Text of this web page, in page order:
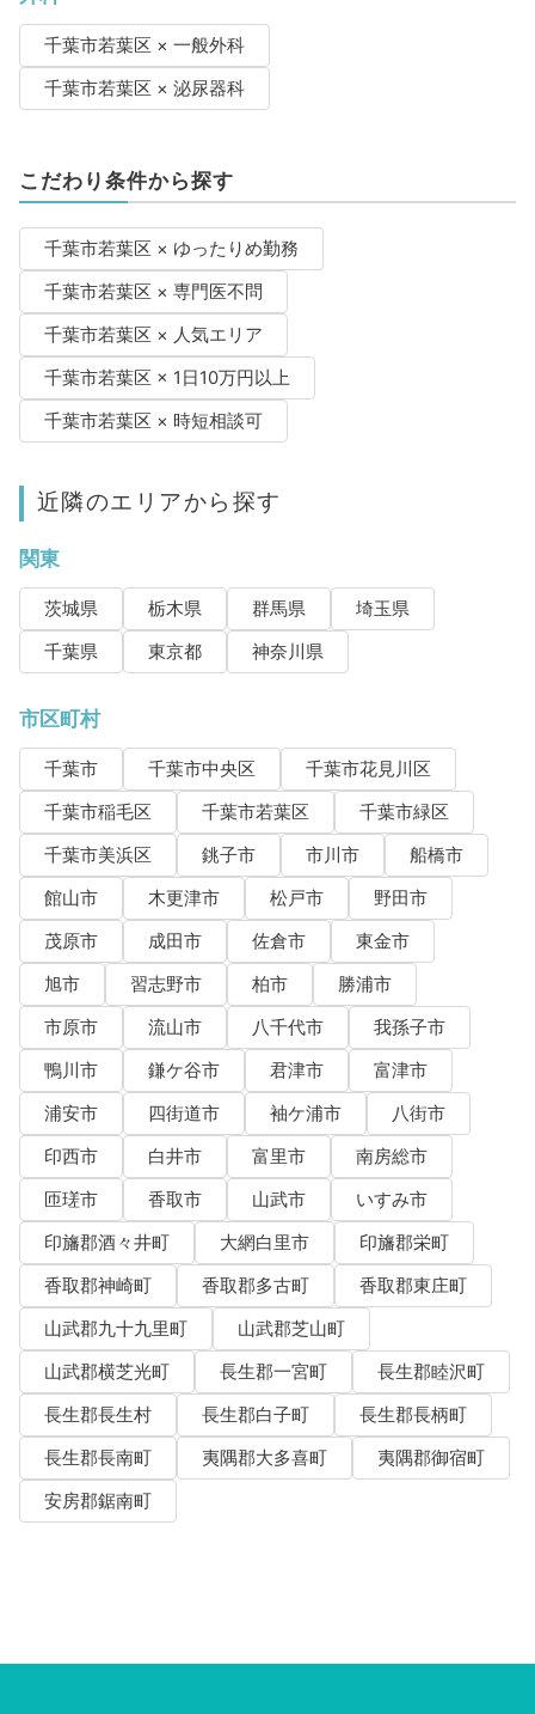
千葉市若葉区 × 一般外科
千葉市若葉区 × 泌尿器科
こだわり条件から探す
千葉市若葉区 × ゆったりめ勤務
千葉市若葉区 × 専門医不問
千葉市若葉区 × 人気エリア
千葉市若葉区 × 1日10万円以上
千葉市若葉区 × 時短相談可
近隣のエリアから探す
関東
茨城県 栃木県 群馬県
埼玉県
千葉県
東京都 神奈川県
市区町村
千葉市 千葉市中央区
千葉市花見川区
千葉市稲毛区
千葉市若葉区
千葉市緑区
千葉市美浜区
銚子市 市川市
船橋市
館山市
木更津市 松戸市
野田市
茂原市
成田市 佐倉市
東金市
旭市
習志野市 柏市
勝浦市
市原市
流山市 八千代市
我孫子市
鴨川市
鎌ケ谷市 君津市
富津市
浦安市
四街道市 袖ケ浦市
八街市
印西市
白井市 富里市
南房総市
匝瑳市
香取市 山武市
いすみ市
印旛郡酒々井町
大網白里市
印旛郡栄町
香取郡神崎町
香取郡多古町
香取郡東庄町
山武郡九十九里町
山武郡芝山町
山武郡横芝光町
長生郡一宮町
長生郡睦沢町
長生郡長生村
長生郡白子町
長生郡長柄町
長生郡長南町
夷隅郡大多喜町
夷隅郡御宿町
安房郡鋸南町